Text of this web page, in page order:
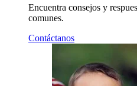
Encuentra consejos y
comunes.
Contáctanos